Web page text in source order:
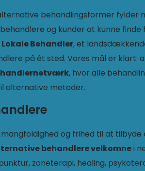
behandlingsformer fylder
og kunder at kunne finde
Lokale Behandler, et
på ét sted. Vores mål er klart:
, hvor alle
alternative metoder.
og frihed til at tilbyde
behandlere velkomnei
zoneterapi, healing,